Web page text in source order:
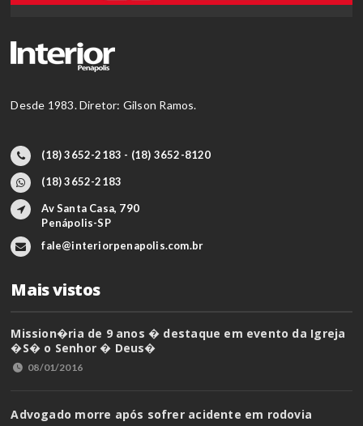
Desde 1983. Diretor: Gilson Ramos.
(18) 3652-2183 - (18) 3652-8120
(18) 3652-2183
Av Santa Casa, 790
Penápolis-SP
fale@interiorpenapolis.com.br
Mais vistos
Mission�ria de 9 anos � destaque em evento da Igreja
�S� o Senhor � Deus�
08/01/2016
Advogado morre após sofrer acidente em rodovia